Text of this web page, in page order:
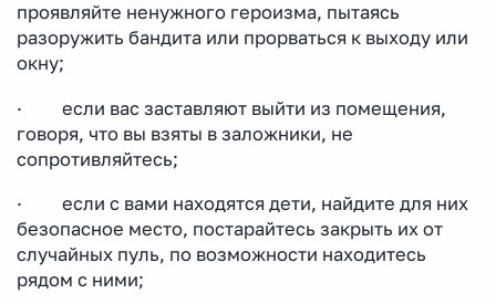
проявляйте ненужного героизма, пытаясь
разоружить бандита или прорваться к выходу или
окну;
· если вас заставляют выйти из помещения,
говоря, что вы взяты в заложники, не
сопротивляйтесь;
· если с вами находятся дети, найдите для них
безопасное место, постарайтесь закрыть их от
случайных пуль, по возможности находитесь
рядом с ними;